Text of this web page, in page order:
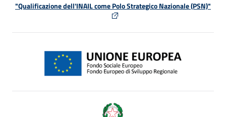
"Qualificazione dell'INAIL come Polo Strategico Nazionale (PSN)"